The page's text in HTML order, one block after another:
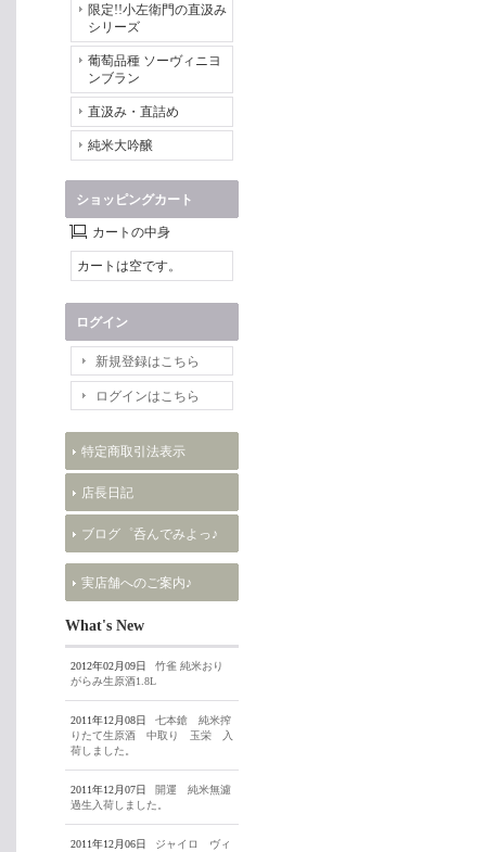
限定!!小左衛門の直汲み
シリーズ
葡萄品種 ソーヴィニヨ
ンブラン
直汲み・直詰め
純米大吟醸
ショッピングカート
カートの中身
カートは空です。
ログイン
新規登録はこちら
ログインはこちら
特定商取引法表示
店長日記
ブログ゜呑んでみよっ♪
実店舗へのご案内♪
What's New
2012年02月09日
竹雀 純米おり
がらみ生原酒1.8L
2011年12月08日
七本鎗 純米搾
りたて生原酒 中取り 玉栄 入
荷しました。
2011年12月07日
開運 純米無濾
過生入荷しました。
2011年12月06日
ジャイロ ヴィ